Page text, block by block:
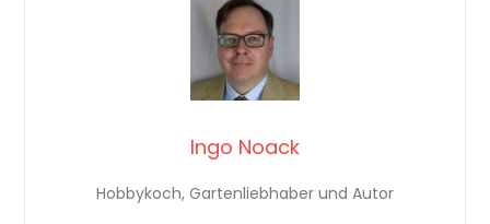
Ingo Noack
Hobbykoch, Gartenliebhaber und Autor